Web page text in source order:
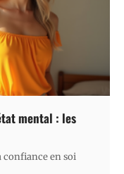
mental : les
en soi